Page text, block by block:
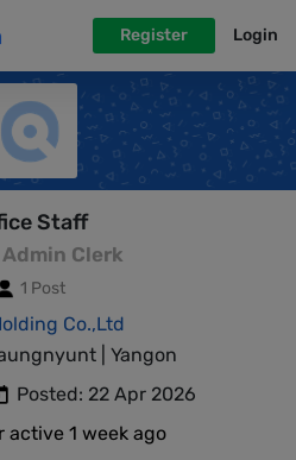
Register Login
Staff
Admin Clerk
1 Post
Co.,Ltd
| Yangon
Posted: 22 Apr 2026
active 1 week ago